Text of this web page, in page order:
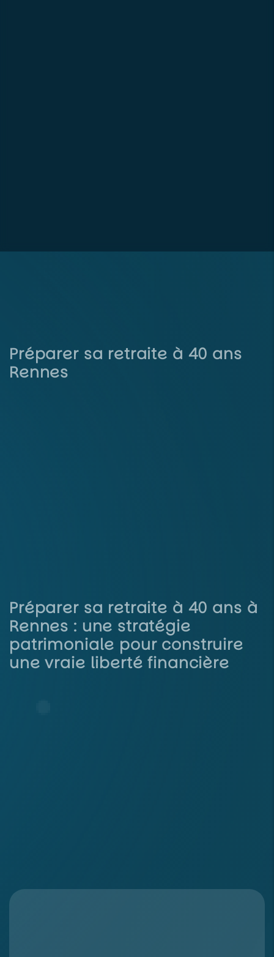
Préparer sa retraite à 40 ans
Rennes
Préparer sa retraite à 40 ans à
Rennes : une stratégie
patrimoniale pour construire
une vraie liberté financière